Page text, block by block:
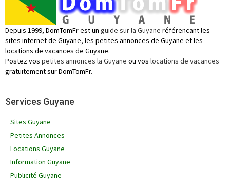
Depuis 1999, DomTomFr est un guide sur la Guyane référencant les
sites internet de Guyane, les petites annonces de Guyane et les
locations de vacances de Guyane.
Postez vos petites annonces la Guyane ou vos locations de vacances
gratuitement sur DomTomFr.
Services Guyane
Sites Guyane
Petites Annonces
Locations Guyane
Information Guyane
Publicité Guyane